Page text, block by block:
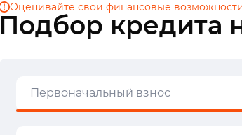
Подбор кредита
Оценивайте свои финансовые
Первоначальный взнос